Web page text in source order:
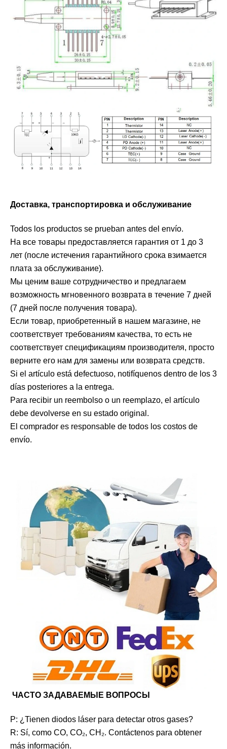
Доставка, транспортировка и обслуживание
Todos los productos se prueban antes del envío.
На все товары предоставляется гарантия от 1 до 3
лет (после истечения гарантийного срока взимается
плата за обслуживание).
Мы ценим ваше сотрудничество и предлагаем
возможность мгновенного возврата в течение 7 дней
(7 дней после получения товара).
Если товар, приобретенный в нашем магазине, не
соответствует требованиям качества, то есть не
соответствует спецификациям производителя, просто
верните его нам для замены или возврата средств.
Si el artículo está defectuoso, notifíquenos dentro de los 3
días posteriores a la entrega.
Para recibir un reembolso o un reemplazo, el artículo
debe devolverse en su estado original.
El comprador es responsable de todos los costos de
envío.
ЧАСТО ЗАДАВАЕМЫЕ ВОПРОСЫ
P: ¿Tienen diodos láser para detectar otros gases?
R: Sí, como CO, CO₂, CH₂. Contáctenos para obtener
más información.